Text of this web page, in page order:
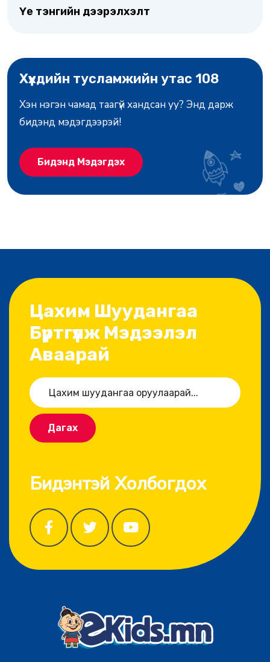
Үе тэнгийн дээрэлхэлт
Хүүхдийн тусламжийн утас 108
Хэн нэгэн чамад таагүй хандсан уу? Энд дарж
бидэнд мэдэгдээрэй!
Бидэнд Мэдэгдэх
Цахим Шуудангаа
Бүртгүүлж Мэдээлэл
Аваарай
Дагах
Бидэнтэй Холбогдох